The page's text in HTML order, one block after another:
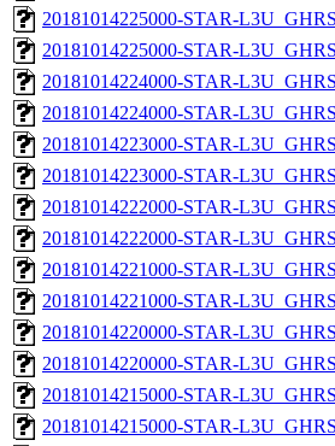
20181014225000-STAR-
20181014225000-STAR-
20181014224000-STAR-
20181014224000-STAR-
20181014223000-STAR-
20181014223000-STAR-
20181014222000-STAR-
20181014222000-STAR-
20181014221000-STAR-
20181014221000-STAR-
20181014220000-STAR-
20181014220000-STAR-
20181014215000-STAR-
20181014215000-STAR-